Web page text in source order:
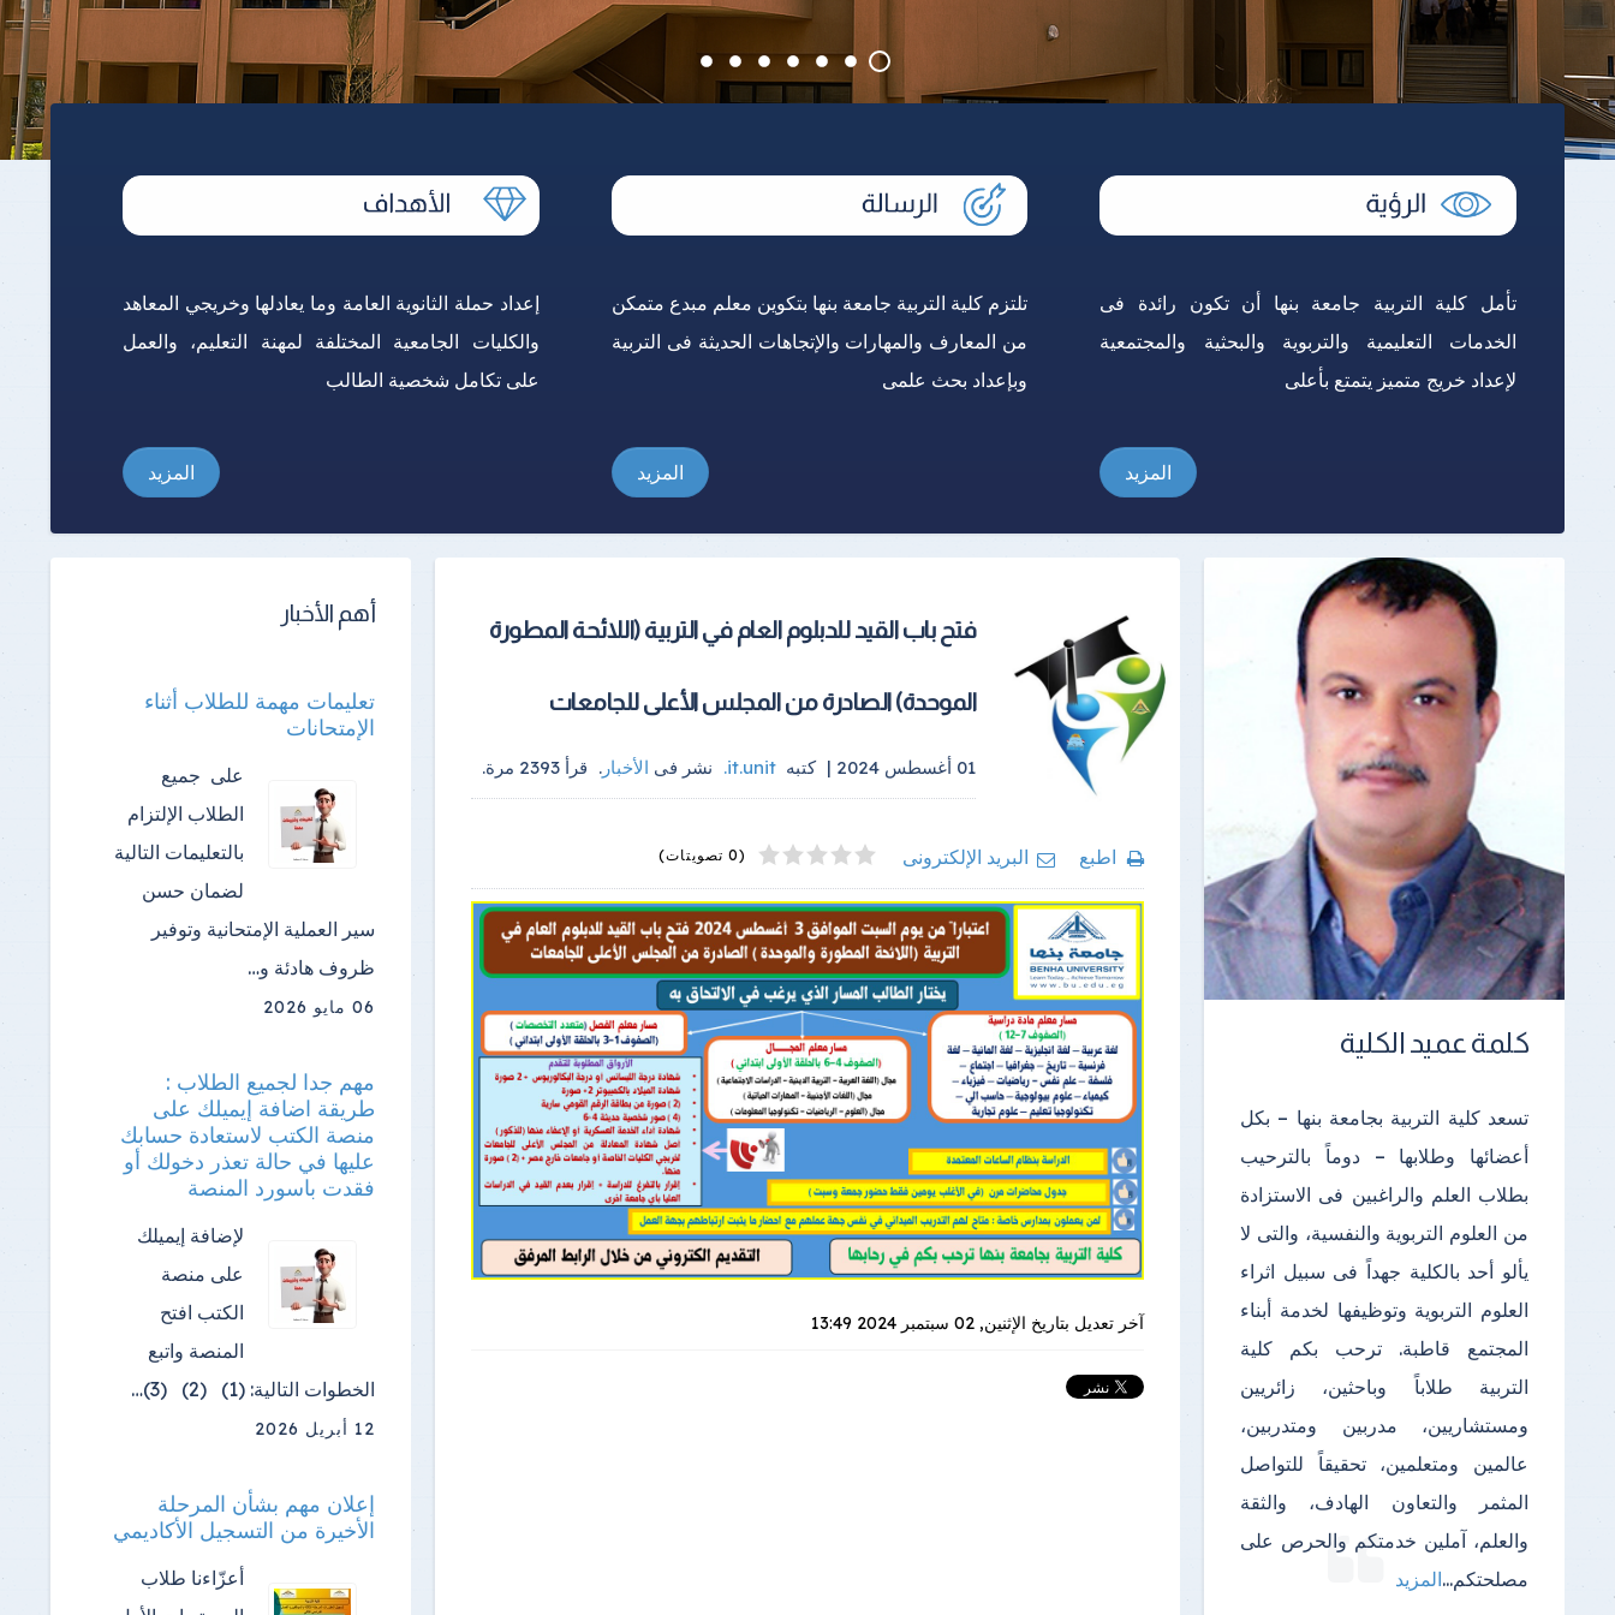
تأمل كلية التربية جامعة بنها أن تكون رائدة فى
الخدمات التعليمية والتربوية والبحثية والمجتمعية
لإعداد خريج متميز يتمتع بأعلى
المزيد
تلتزم كلية التربية جامعة بنها بتكوين معلم مبدع متمكن
من المعارف والمهارات والإتجاهات الحديثة فى التربية
وبإعداد بحث علمى
المزيد
إعداد حملة الثانوية العامة وما يعادلها وخريجي المعاهد
والكليات الجامعية المختلفة لمهنة التعليم، والعمل
على تكامل شخصية الطالب
المزيد
فتح باب القيد للدبلوم العام في التربية (اللائحة المطورة
الموحدة) الصادرة من المجلس الأعلى للجامعات
01 أغسطس 2024 | كتبه it.unit
. نشر فى الأخبار . قرأ 2393 مرة.
اطبع البريد الإلكترونى 1
2
3
4
5 (0 تصويتات)
آخر تعديل بتاريخ الإثنين, 02 سبتمبر 2024 13:49
كلمة عميد الكلية
تسعد كلية التربية بجامعة بنها – بكل
أعضائها وطلابها – دوماً بالترحيب
بطلاب العلم والراغبين فى الاستزادة
من العلوم التربوية والنفسية، والتى لا
يألو أحد بالكلية جهداً فى سبيل اثراء
العلوم التربوية وتوظيفها لخدمة أبناء
المجتمع قاطبة. ترحب بكم كلية
التربية طلاباً وباحثين، زائريين
ومستشاريين، مدربين ومتدربين،
عالمين ومتعلمين، تحقيقاً للتواصل
المثمر والتعاون الهادف، والثقة
والعلم، آملين خدمتكم والحرص على
مصلحتكم...المزيد
أهم الأخبار
تعليمات مهمة للطلاب أثناء
الإمتحانات
على جميع
الطلاب الإلتزام
بالتعليمات التالية
لضمان حسن
سير العملية الإمتحانية وتوفير
ظروف هادئة و…
06 مايو 2026
مهم جدا لجميع الطلاب :
طريقة اضافة إيميلك على
منصة الكتب لاستعادة حسابك
عليها في حالة تعذر دخولك أو
فقدت باسورد المنصة
لإضافة إيميلك
على منصة
الكتب افتح
المنصة واتبع
الخطوات التالية: (1) (2) (3)…
12 أبريل 2026
إعلان مهم بشأن المرحلة
الأخيرة من التسجيل الأكاديمي
أعزّاءنا طلاب